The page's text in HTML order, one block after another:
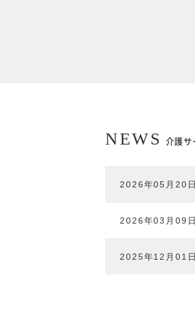
NEWS 介護サ
2026年05月20日
2026年03月09日
2025年12月01日